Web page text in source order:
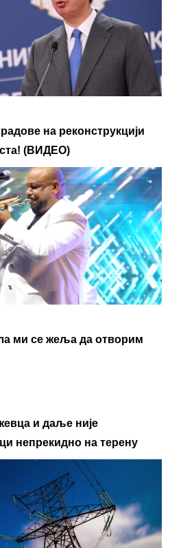
на реконструкцији
(ВИДЕО)
ми се жеља да отворим
и даље није
непрекидно на терену